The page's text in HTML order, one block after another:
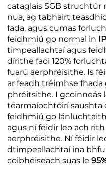
cataglais SGB struchtúr
nua, ag tabhairt
fada, agus cumas
feidhmiú go normal in
timpeallachtaí agus
dírithe faoi 120%
fuarú aerphréisithe. Is
ar feadh tréimhse fhada
phréitsithe. I gcoinneás
téarmaíochtóirí saushta
feidhmiú go
agus ní féidir leo ach
aerphréisithe. Ní féidir
dtimpeallachtaí ina
coibhéiseach suas le